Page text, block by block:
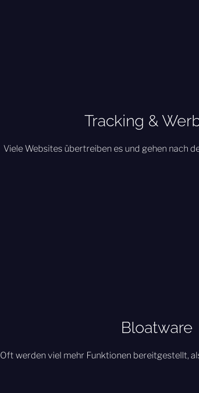
Tracking &
Viele Websites übertreiben es und gehen nach
Bloatware
Oft werden viel mehr Funktionen bereitgestellt,